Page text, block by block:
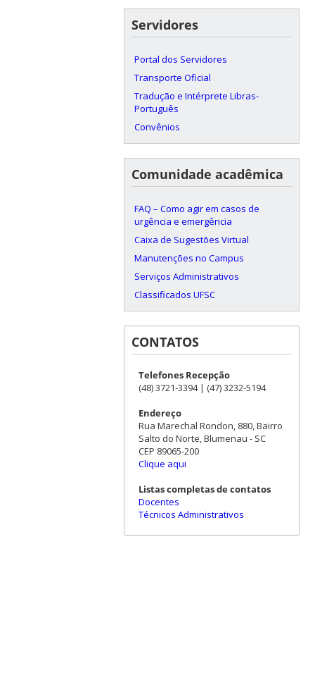
Servidores
Portal dos Servidores
Transporte Oficial
Tradução e Intérprete Libras-
Português
Convênios
Comunidade acadêmica
FAQ – Como agir em casos de
urgência e emergência
Caixa de Sugestões Virtual
Manutenções no Campus
Serviços Administrativos
Classificados UFSC
CONTATOS
Telefones Recepção
(48) 3721-3394 | (47) 3232-5194
Endereço
Rua Marechal Rondon, 880, Bairro
Salto do Norte, Blumenau - SC
CEP 89065-200
Clique aqui
Listas completas de contatos
Docentes
Técnicos Administrativos